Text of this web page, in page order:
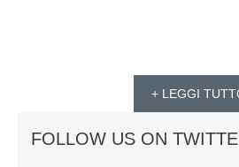
+ LEGGI
FOLLOW US ON